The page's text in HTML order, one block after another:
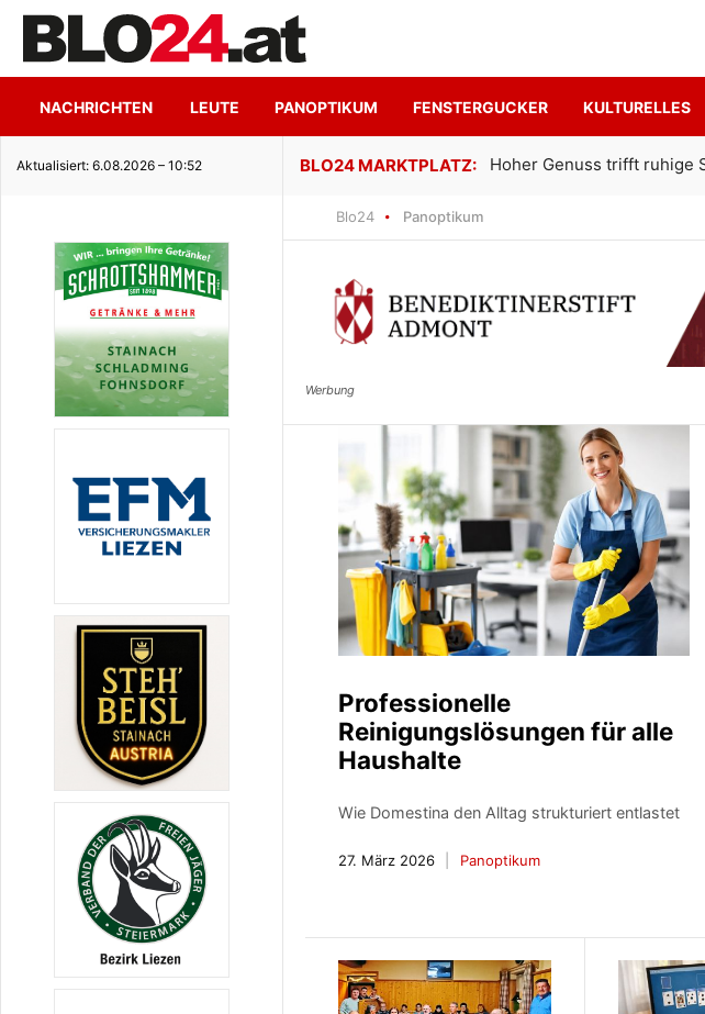
NACHRICHTEN LEUTE PANOPTIKUM FENSTERGUCKER KULTURELLES
Aktualisiert: 6.08.2026 – 10:52
Seeidylle Gemeinsam für den SK
Blo24 Panoptikum
Professionelle
Reinigungslösungen für alle
Haushalte
Wie Domestina den Alltag strukturiert entlastet
27. März 2026 Panoptikum